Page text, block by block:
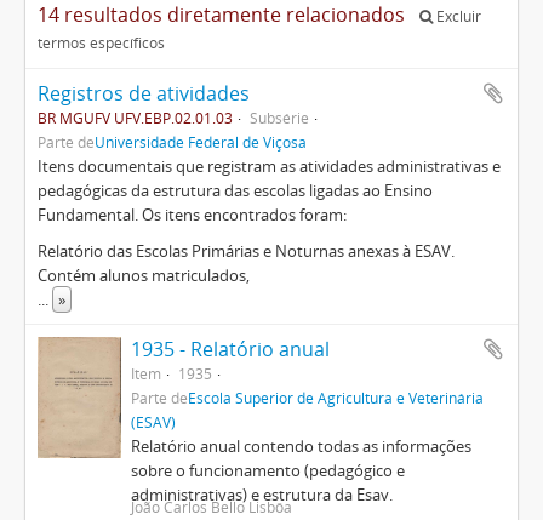
14 resultados diretamente relacionados
Excluir
termos específicos
Registros de atividades
BR MGUFV UFV.EBP.02.01.03
Subsérie
Parte deUniversidade Federal de Viçosa
Itens documentais que registram as atividades administrativas e
pedagógicas da estrutura das escolas ligadas ao Ensino
Fundamental. Os itens encontrados foram:
Relatório das Escolas Primárias e Noturnas anexas à ESAV.
Contém alunos matriculados,
... »
1935 - Relatório anual
Item
1935
Parte deEscola Superior de Agricultura e Veterinária
(ESAV)
Relatório anual contendo todas as informações
sobre o funcionamento (pedagógico e
administrativas) e estrutura da Esav.
João Carlos Bello Lisbôa